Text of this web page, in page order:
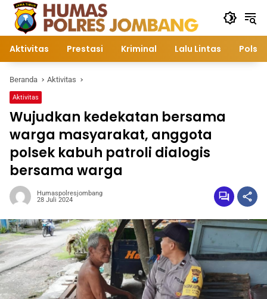
Langsung
konten
Aktivitas Prestasi Kriminal Lalu Lintas
Beranda Aktivitas
Aktivitas
Wujudkan kedekatan bersama
warga masyarakat, anggota
polsek kabuh patroli dialogis
bersama warga
Humaspolresjombang
28 Juli 2024